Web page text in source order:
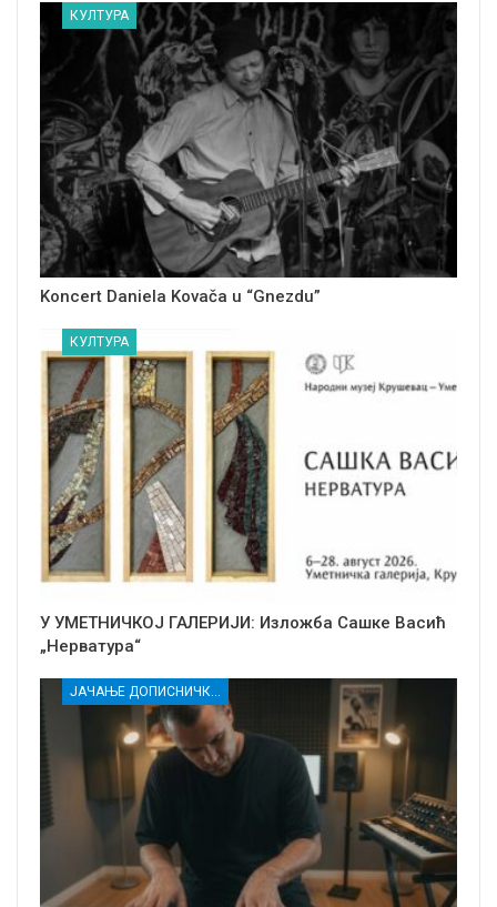
КУЛТУРА
Koncert Daniela Kovača u “Gnezdu”
КУЛТУРА
У УМЕТНИЧКОЈ ГАЛЕРИЈИ: Изложба Сашке Васић
„Нерватура“
ЈАЧАЊЕ ДОПИСНИЧКЕ МРЕЖЕ НЕЗАВИСНИХ МЕДИЈА У РАСИНСКОМ ОКРУГУ